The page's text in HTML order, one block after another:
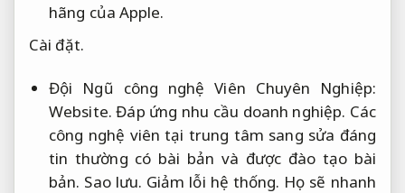
hãng của Apple.
Cài đặt.
Đội Ngũ công nghệ Viên Chuyên Nghiệp:
Website. Đáp ứng nhu cầu doanh nghiệp. Các
công nghệ viên tại trung tâm sang sửa đáng
tin thường có bài bản và được đào tạo bài
bản. Sao lưu. Giảm lỗi hệ thống. Họ sẽ nhanh